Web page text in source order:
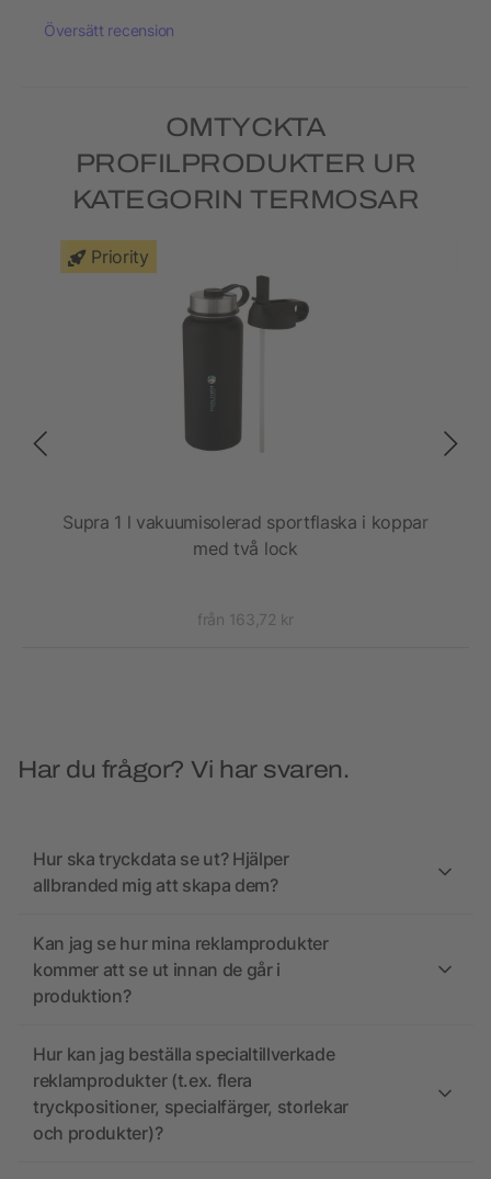
Översätt recension
OMTYCKTA
PROFILPRODUKTER UR
KATEGORIN TERMOSAR
Priority
Supra 1 l vakuumisolerad sportflaska i koppar
med två lock
från 163,72 kr
Har du frågor? Vi har svaren.
Hur ska tryckdata se ut? Hjälper
allbranded mig att skapa dem?
Kan jag se hur mina reklamprodukter
kommer att se ut innan de går i
produktion?
Hur kan jag beställa specialtillverkade
reklamprodukter (t.ex. flera
tryckpositioner, specialfärger, storlekar
och produkter)?